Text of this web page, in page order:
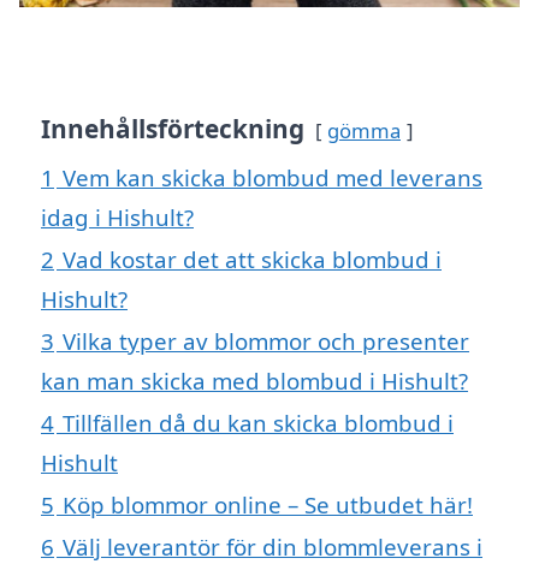
Innehållsförteckning gömma
1 Vem kan skicka blombud med leverans
idag i Hishult?
2 Vad kostar det att skicka blombud i
Hishult?
3 Vilka typer av blommor och presenter
kan man skicka med blombud i Hishult?
4 Tillfällen då du kan skicka blombud i
Hishult
5 Köp blommor online – Se utbudet här!
6 Välj leverantör för din blommleverans i